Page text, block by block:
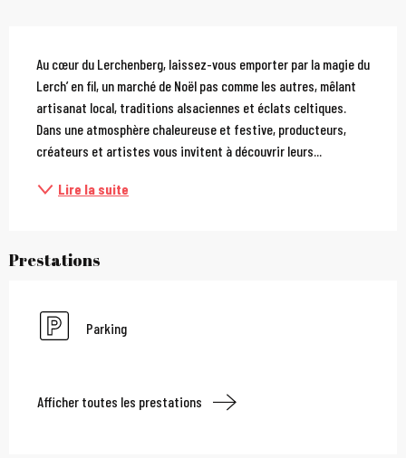
Description
Au cœur du Lerchenberg, laissez-vous emporter par la magie du
Lerch’ en fil, un marché de Noël pas comme les autres, mêlant
artisanat local, traditions alsaciennes et éclats celtiques.
Dans une atmosphère chaleureuse et festive, producteurs,
créateurs et artistes vous invitent à découvrir leurs...
Lire la suite
Prestations
Parking
Afficher toutes les prestations